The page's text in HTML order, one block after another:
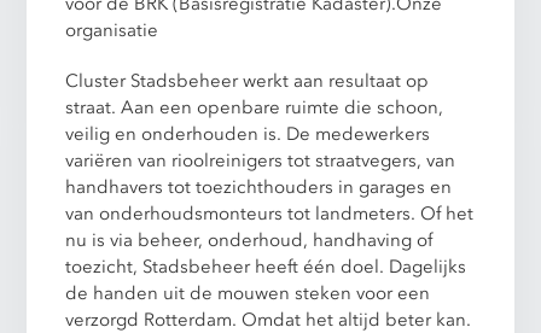
organisatie
Cluster Stadsbeheer werkt aan resultaat op
straat. Aan een openbare ruimte die schoon,
veilig en onderhouden is. De medewerkers
variëren van rioolreinigers tot straatvegers, van
handhavers tot toezichthouders in garages en
van onderhoudsmonteurs tot landmeters. Of het
nu is via beheer, onderhoud, handhaving of
toezicht, Stadsbeheer heeft één doel. Dagelijks
de handen uit de mouwen steken voor een
verzorgd Rotterdam. Omdat het altijd beter kan.